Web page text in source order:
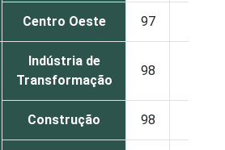
Centro Oeste 97
Indústria de
Transformação
98
Construção 98